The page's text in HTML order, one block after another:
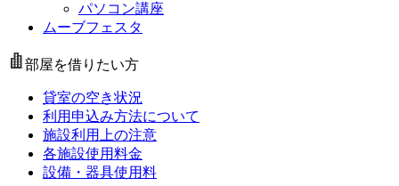
パソコン講座
ムーブフェスタ
部屋を借りたい方
貸室の空き状況
利用申込み方法について
施設利用上の注意
各施設使用料金
設備・器具使用料